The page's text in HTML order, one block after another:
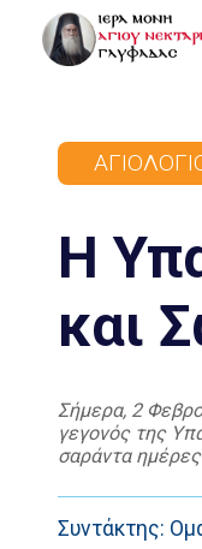
Η
και
Σήμερα, 2
γεγονός της
σαράντα
Συντάκτης: